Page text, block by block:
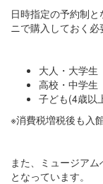
日時指定の予約制
ニで購入しておく必
大人・大
高校・中
子ども(4
※消費税増税後も入
また、ミュージア
となっています。